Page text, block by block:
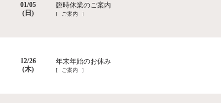
01/05
(日)
臨時休業のご案内
[ ご案内 ]
12/26
(木)
年末年始のお休み
[ ご案内 ]